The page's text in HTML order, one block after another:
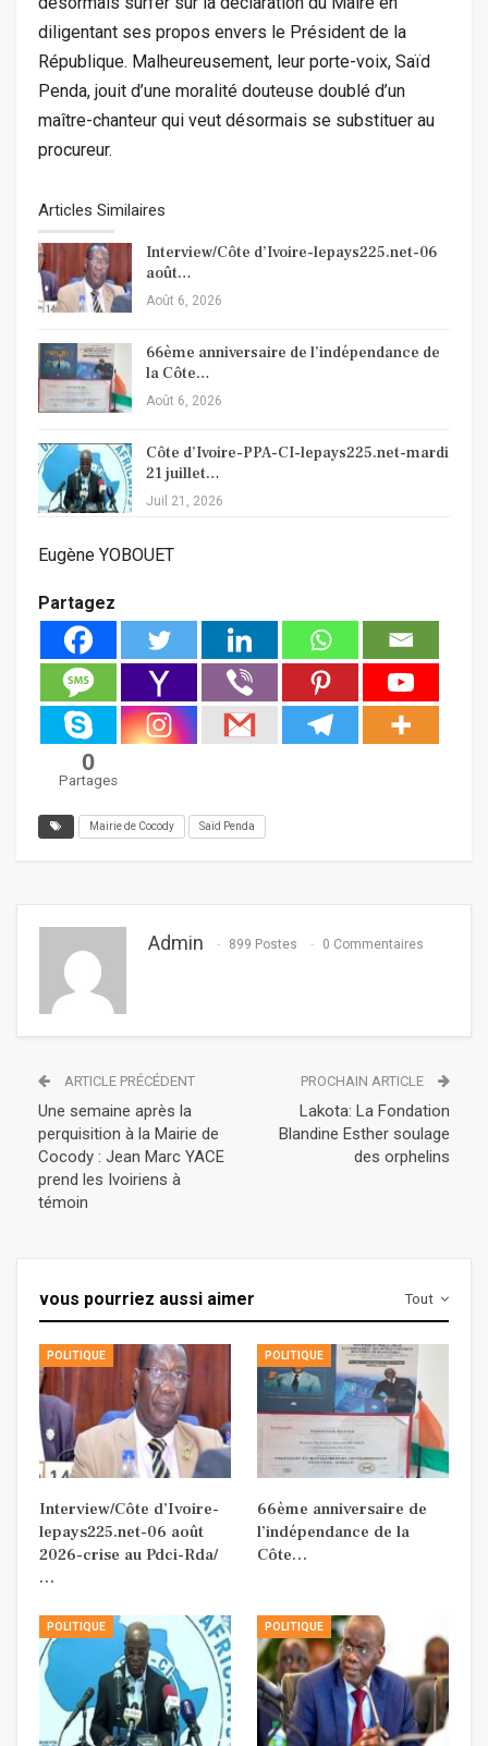
diligentant ses propos envers le Président de la
République. Malheureusement, leur porte-voix, Saïd
Penda, jouit d’une moralité douteuse doublé d’un
maître-chanteur qui veut désormais se substituer au
procureur.
Articles Similaires
Interview/Côte d’Ivoire-lepays225.net-06
août…
Août 6, 2026
66ème anniversaire de l’indépendance de
la Côte…
Août 6, 2026
Côte d’Ivoire-PPA-CI-lepays225.net-mardi
21 juillet…
Juil 21, 2026
Eugène YOBOUET
Partagez
0
Partages
Mairie de Cocody Saïd Penda
Admin 899 Postes 0 Commentaires
ARTICLE PRÉCÉDENT
Une semaine après la
perquisition à la Mairie de
Cocody : Jean Marc YACE
prend les Ivoiriens à
témoin
PROCHAIN ARTICLE
Lakota: La Fondation
Blandine Esther soulage
des orphelins
Tout
vous pourriez aussi aimer
POLITIQUE
Interview/Côte d’Ivoire-
lepays225.net-06 août
2026-crise au Pdci-Rda/
…
POLITIQUE
66ème anniversaire de
l’indépendance de la
Côte…
POLITIQUE POLITIQUE